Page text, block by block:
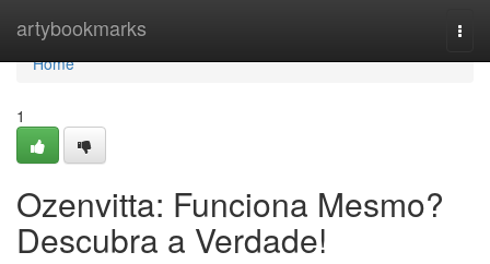
artybookmarks
Home
Home
1
Ozenvitta: Funciona Mesmo?
Descubra a Verdade!